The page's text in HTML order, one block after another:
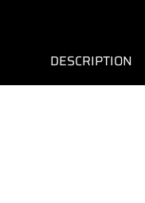
DESCRIPTION